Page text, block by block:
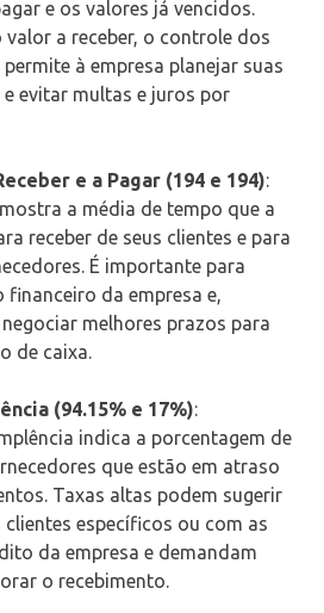
e os valores já vencidos.
a receber, o controle dos
à empresa planejar suas
e evitar multas e juros por
e a Pagar (194 e 194):
a média de tempo que a
receber de seus clientes e para
É importante para
financeiro da empresa e,
melhores prazos para
de caixa.
(94.15% e 17%):
indica a porcentagem de
que estão em atraso
Taxas altas podem sugerir
específicos ou com as
da empresa e demandam
o recebimento.